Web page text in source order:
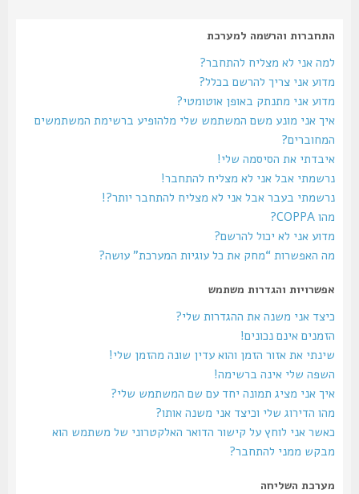
התחברות והרשמה למערכת
למה אני לא מצליח להתחבר?
מדוע אני צריך להרשם בכלל?
מדוע אני מתנתק באופן אוטומטי?
איך אני מונע משם המשתמש שלי מלהופיע ברשימת המשתמשים
המחוברים?
איבדתי את הסיסמה שלי!
נרשמתי אבל אני לא מצליח להתחבר!
נרשמתי בעבר אבל אני לא מצליח להתחבר יותר?!
מדוע אני לא יכול להרשם?
מה האפשרות “מחק את כל עוגיות המערכת” עושה?
אפשרויות והגדרות משתמש
כיצד אני משנה את ההגדרות שלי?
הזמנים אינם נכונים!
שינתי את אזור הזמן והוא עדין שונה מהזמן שלי!
השפה שלי אינה ברשימה!
איך אני מציג תמונה יחד עם שם המשתמש שלי?
מהו הדירוג שלי וכיצד אני משנה אותו?
כאשר אני לוחץ על קישור הדואר האלקטרוני של משתמש הוא
מבקש ממני להתחבר?
מערכת השליחה